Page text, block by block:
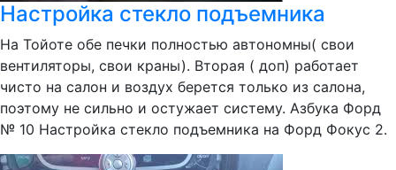
Настройка стекло подъемника
На Тойоте обе печки полностью автономны( свои
вентиляторы, свои краны). Вторая ( доп) работает
чисто на салон и воздух берется только из салона,
поэтому не сильно и остужает систему. Азбука Форд
№ 10 Настройка стекло подъемника на Форд Фокус 2.